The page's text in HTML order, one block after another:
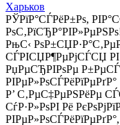
Харьков
РЎРїР°СЃРёР±Рѕ,
РњС‹
СЃРІСЏР¶РµРјСЃСЏ
РџРµСЂРІРѕРµ
РІРµР»РѕСЃРёРїРµРґР°
Р’ С‚РµС‡РµРЅРёРµ
СѓР·Р»РѕРІ Рё